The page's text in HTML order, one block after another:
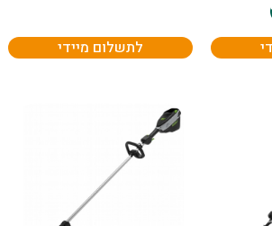
לתשלום מיידי